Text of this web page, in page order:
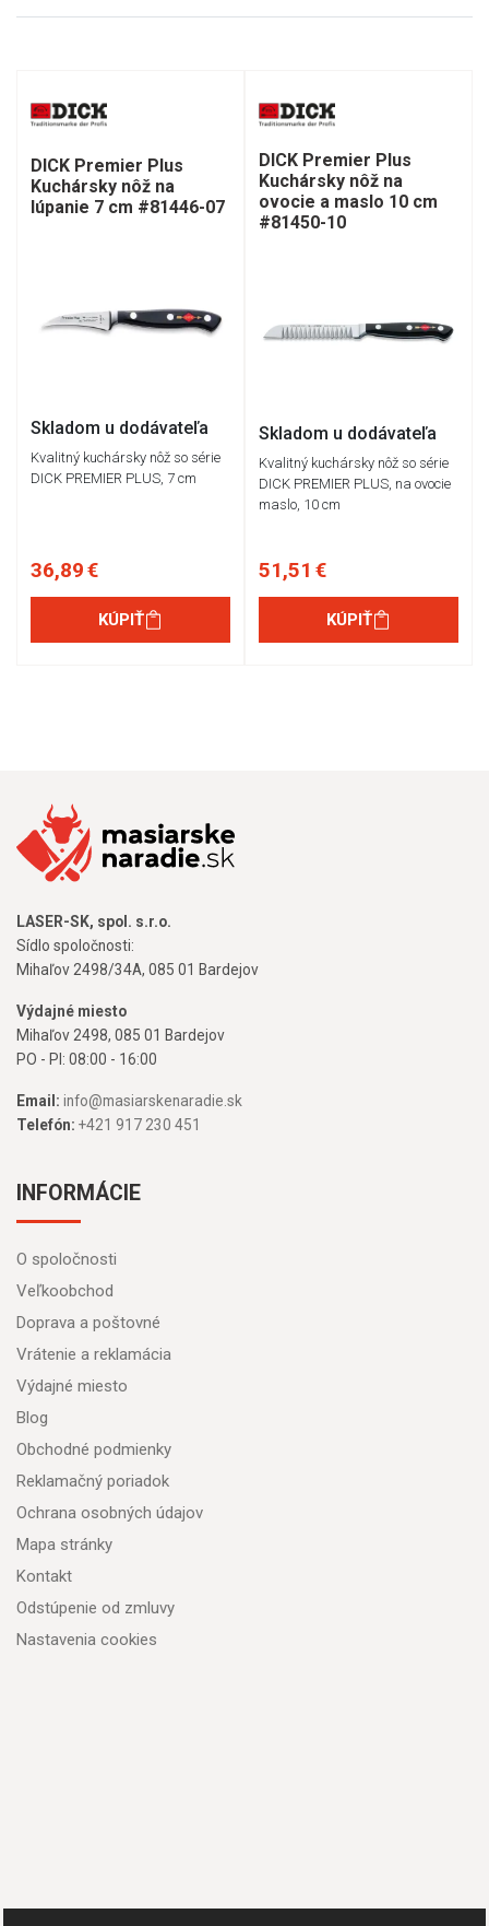
DICK Premier Plus
Kuchársky nôž na
lúpanie 7 cm #81446-07
Skladom u dodávateľa
Kvalitný kuchársky nôž so série
DICK PREMIER PLUS, 7 cm
36,89 €
KÚPIŤ
DICK Premier Plus
Kuchársky nôž na
ovocie a maslo 10 cm
#81450-10
Skladom u dodávateľa
Kvalitný kuchársky nôž so série
DICK PREMIER PLUS, na ovocie
maslo, 10 cm
51,51 €
KÚPIŤ
LASER-SK, spol. s.r.o.
Sídlo spoločnosti:
Mihaľov 2498/34A, 085 01 Bardejov
Výdajné miesto
Mihaľov 2498, 085 01 Bardejov
PO - PI: 08:00 - 16:00
Email: info@masiarskenaradie.sk
Telefón: +421 917 230 451
INFORMÁCIE
O spoločnosti
Veľkoobchod
Doprava a poštovné
Vrátenie a reklamácia
Výdajné miesto
Blog
Obchodné podmienky
Reklamačný poriadok
Ochrana osobných údajov
Mapa stránky
Kontakt
Odstúpenie od zmluvy
Nastavenia cookies